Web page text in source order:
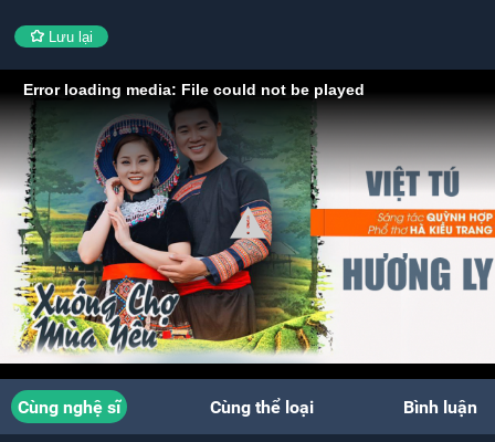
Lưu lại
Error loading media: File could not be played
Cùng nghệ sĩ Cùng thể loại Bình luận